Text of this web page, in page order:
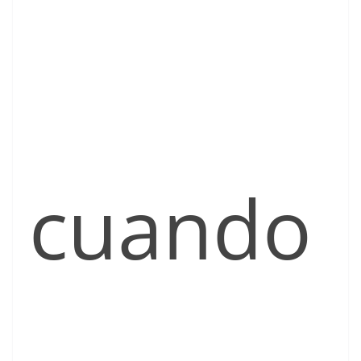
cuando